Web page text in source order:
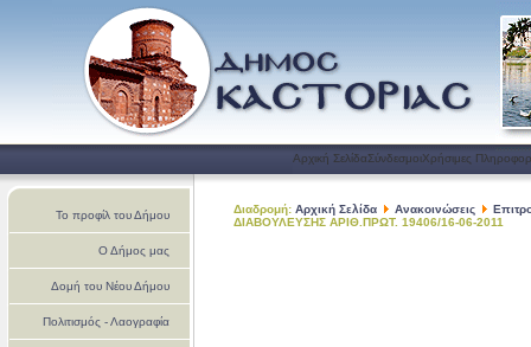
Αρχική ΣελίδαΣύνδεσμοιΧρήσιμες
Το προφίλ του Δήμου
Ο Δήμος μας
Δομή του Νέου Δήμου
Πολιτισμός - Λαογραφία
Διαδρομή: Αρχική Σελίδα Ανακοινώσεις
ΔΙΑΒΟΥΛΕΥΣΗΣ ΑΡΙΘ.ΠΡΩΤ. 19406/16-06-2011